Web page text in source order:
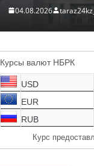
04.08.2026
Курсы валют НБРК
USD
EUR
RUB
Курс